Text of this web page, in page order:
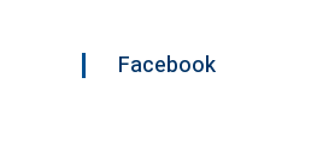
Facebook